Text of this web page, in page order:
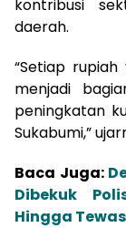
kontribusi
daerah.
“Setiap
menjadi
peningkatan
Sukabumi,”
Baca Juga:
Dibekuk
Hingga